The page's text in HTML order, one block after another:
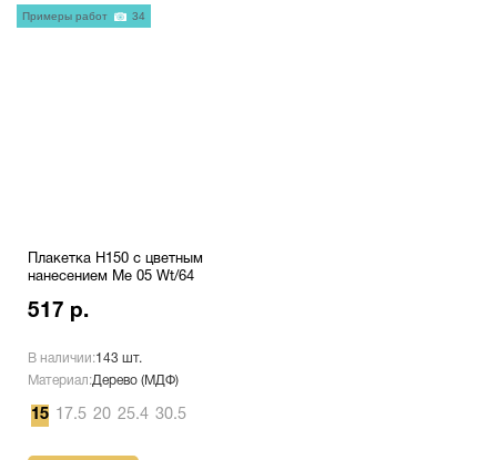
Плакетка H150 с цветным
нанесением Me 05 Wt/64
517 р.
В наличии:143 шт.
Материал:Дерево (МДФ)
15 17.5 20 25.4 30.5
Примеры работ 34